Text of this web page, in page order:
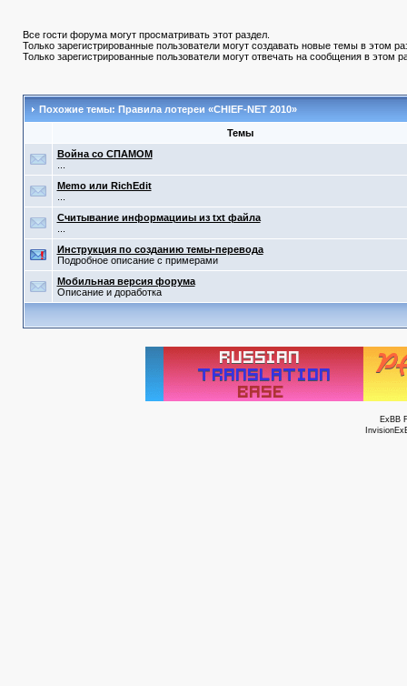
Все гости форума могут просматривать этот раздел.
Только зарегистрированные пользователи могут создавать новые темы в этом
Только зарегистрированные пользователи могут отвечать на сообщения в этом
Похожие темы: Правила лотереи «CHIEF-NET 2010»
Темы
Война со СПАМОМ
Memo или RichEdit
Считывание информацииы из txt файла
Инструкция по созданию темы-перевода
Подробное описание с примерами
Мобильная версия форума
Описание и доработка
ExBB